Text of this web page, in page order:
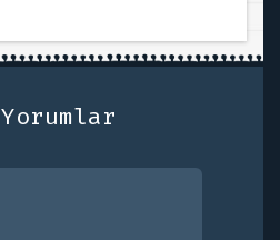
Yorumlar